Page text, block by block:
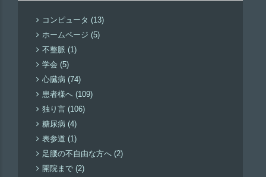
コンピュータ (13)
ホームページ (5)
不整脈 (1)
学会 (5)
心臓病 (74)
患者様へ (109)
独り言 (106)
糖尿病 (4)
表参道 (1)
足腰の不自由な方へ (2)
開院まで (2)